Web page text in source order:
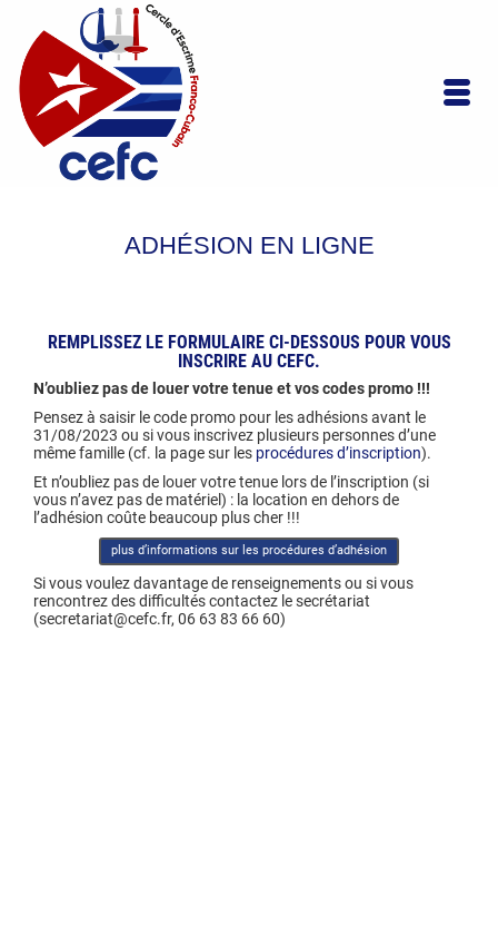
ADHÉSION EN LIGNE
REMPLISSEZ LE FORMULAIRE CI-DESSOUS POUR VOUS
INSCRIRE AU CEFC.
N’oubliez pas de louer votre tenue et vos codes promo !!!
Pensez à saisir le code promo pour les adhésions avant le
31/08/2023 ou si vous inscrivez plusieurs personnes d’une
même famille (cf. la page sur les procédures d’inscription).
Et n’oubliez pas de louer votre tenue lors de l’inscription (si
vous n’avez pas de matériel) : la location en dehors de
l’adhésion coûte beaucoup plus cher !!!
plus d’informations sur les procédures d’adhésion
Si vous voulez davantage de renseignements ou si vous
rencontrez des difficultés contactez le secrétariat
(secretariat@cefc.fr, 06 63 83 66 60)